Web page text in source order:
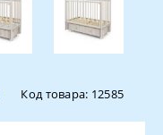
Код товара: 12585